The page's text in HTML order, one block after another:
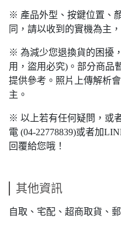
※ 產品外型、按鍵位置、
同，請以收到的實機為主
※ 為減少您退換貨的困擾
用，盜用必究)。部分商品
提供參考。照片上傳解析
主。
※ 以上若有任何疑問，或
電 (04-22778839)或者加
回覆給您哦！
其他資訊
自取、宅配、超商取貨、